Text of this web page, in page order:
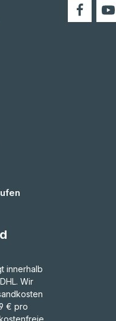
innerhalb
Wir
€ pro